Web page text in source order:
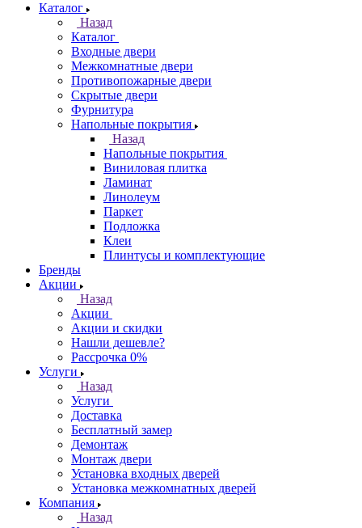
Каталог
Назад
Каталог
Входные двери
Межкомнатные двери
Противопожарные двери
Скрытые двери
Фурнитура
Напольные покрытия
Назад
Напольные покрытия
Виниловая плитка
Ламинат
Линолеум
Паркет
Подложка
Клеи
Плинтусы и комплектующие
Бренды
Акции
Назад
Акции
Акции и скидки
Нашли дешевле?
Рассрочка 0%
Услуги
Назад
Услуги
Доставка
Бесплатный замер
Демонтаж
Монтаж двери
Установка входных дверей
Установка межкомнатных дверей
Компания
Назад